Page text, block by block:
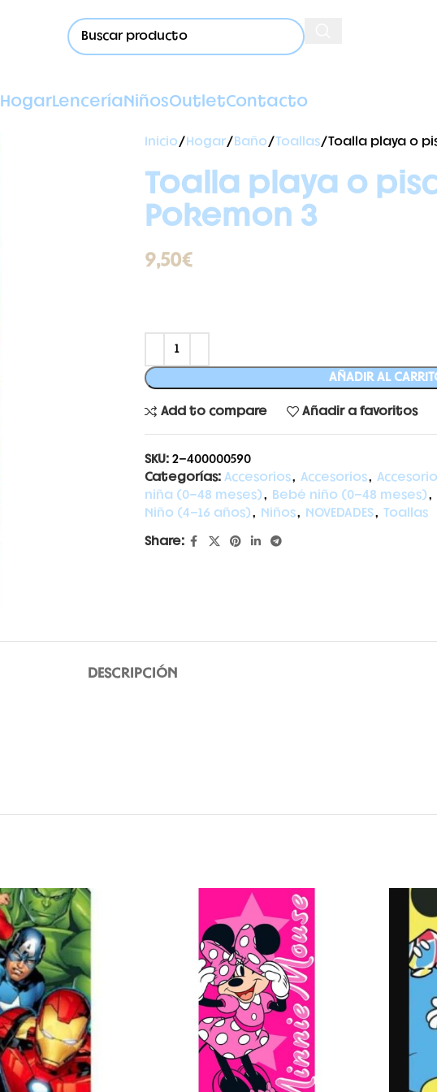
HogarLenceríaNiñosOutletContacto
Inicio Hogar Baño Toallas Toalla playa o
Toalla playa o
Pokemon 3
9,50€
AÑADIR AL
Add to compare Añadir a favoritos
SKU: 2-400000590
Categorías: Accesorios, Accesorios,
niña (0-48 meses), Bebé niño (0-48 meses),
Niño (4-16 años), Niños, NOVEDADES, Toallas
Share:
DESCRIPCIÓN